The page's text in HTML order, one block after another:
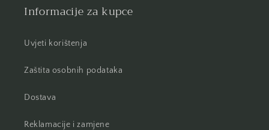
Informacije za kupce
Uvjeti korištenja
Zaštita osobnih podataka
Dostava
Reklamacije i zamjene